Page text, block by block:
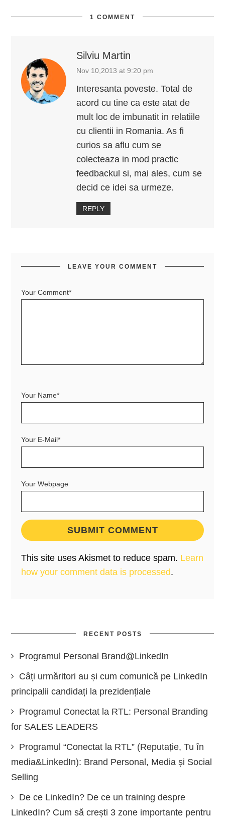
1 COMMENT
Silviu Martin
Nov 10,2013 at 9:20 pm
Interesanta poveste. Total de
acord cu tine ca este atat de
mult loc de imbunatit in relatiile
cu clientii in Romania. As fi
curios sa aflu cum se
colecteaza in mod practic
feedbackul si, mai ales, cum se
decid ce idei sa urmeze.
REPLY
LEAVE YOUR COMMENT
Your Comment*
Your Name*
Your E-Mail*
Your Webpage
This site uses Akismet to reduce spam. Learn
how your comment data is processed.
RECENT POSTS
Programul Personal Brand@LinkedIn
Câți urmăritori au și cum comunică pe LinkedIn
principalii candidați la prezidențiale
Programul Conectat la RTL: Personal Branding
for SALES LEADERS
Programul “Conectat la RTL” (Reputație, Tu în
media&LinkedIn): Brand Personal, Media și Social
Selling
De ce LinkedIn? De ce un training despre
LinkedIn? Cum să crești 3 zone importante pentru